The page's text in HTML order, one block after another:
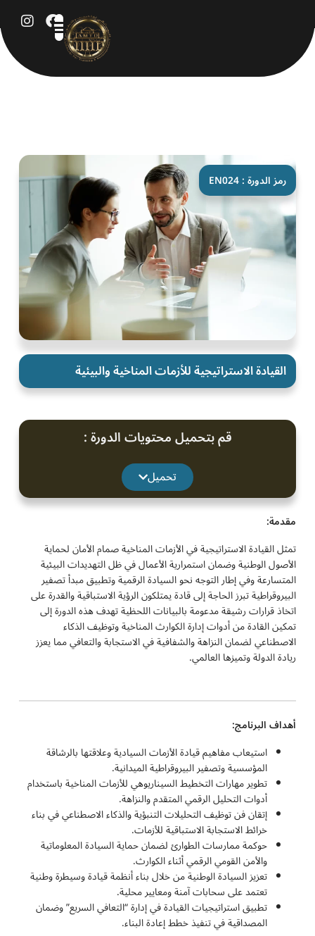
المحتوى
رمز الدورة : EN024
القيادة الاستراتيجية للأزمات المناخية والبيئية
قم بتحميل محتويات الدورة :
تحميل
مقدمة:
تمثل القيادة الاستراتيجية في الأزمات المناخية صمام الأمان لحماية
الأصول الوطنية وضمان استمرارية الأعمال في ظل التهديدات البيئية
المتسارعة وفي إطار التوجه نحو السيادة الرقمية وتطبيق مبدأ تصفير
البيروقراطية تبرز الحاجة إلى قادة يمتلكون الرؤية الاستباقية والقدرة على
اتخاذ قرارات رشيقة مدعومة بالبيانات اللحظية تهدف هذه الدورة إلى
تمكين القادة من أدوات إدارة الكوارث المناخية وتوظيف الذكاء
الاصطناعي لضمان النزاهة والشفافية في الاستجابة والتعافي مما يعزز
ريادة الدولة وتميزها العالمي.
أهداف البرنامج:
استيعاب مفاهيم قيادة الأزمات السيادية وعلاقتها بالرشاقة
المؤسسية وتصفير البيروقراطية الميدانية.
تطوير مهارات التخطيط السيناريوهي للأزمات المناخية باستخدام
أدوات التحليل الرقمي المتقدم والنزاهة.
إتقان فن توظيف التحليلات التنبؤية والذكاء الاصطناعي في بناء
خرائط الاستجابة الاستباقية للأزمات.
حوكمة ممارسات الطوارئ لضمان حماية السيادة المعلوماتية
والأمن القومي الرقمي أثناء الكوارث.
تعزيز السيادة الوطنية من خلال بناء أنظمة قيادة وسيطرة وطنية
تعتمد على سحابات آمنة ومعايير محلية.
تطبيق استراتيجيات القيادة في إدارة “التعافي السريع” وضمان
المصداقية في تنفيذ خطط إعادة البناء.